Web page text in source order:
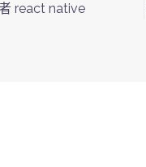
react native